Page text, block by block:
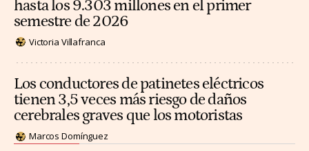
hasta los 9.303 millones en el primer
semestre de 2026
Victoria Villafranca
Los conductores de patinetes eléctricos
tienen 3,5 veces más riesgo de daños
cerebrales graves que los motoristas
Marcos Domínguez